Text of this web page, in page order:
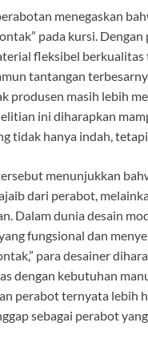
menegaskan
pada kursi.
fleksibel
tantangan
produsen masih lebih
ini diharapkan
tidak hanya indah,
menunjukkan
dari perabot,
Dalam dunia desain
fungsional dan
para desainer
dengan kebutuhan
perabot ternyata
sebagai perabot